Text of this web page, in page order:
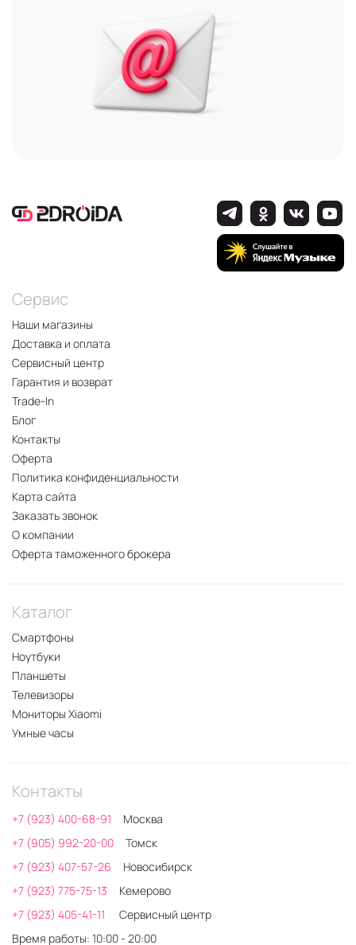
Сервис
Наши магазины
Доставка и оплата
Сервисный центр
Гарантия и возврат
Trade-In
Блог
Контакты
Оферта
Политика конфиденциальности
Карта сайта
Заказать звонок
О компании
Оферта таможенного брокера
Каталог
Смартфоны
Ноутбуки
Планшеты
Телевизоры
Мониторы Xiaomi
Умные часы
Контакты
+7 (923) 400-68-91
Москва
+7 (905) 992-20-00
Томск
+7 (923) 407-57-26
Новосибирск
+7 (923) 775-75-13
Кемерово
+7 (923) 405-41-11
Сервисный центр
Время работы: 10:00 - 20:00